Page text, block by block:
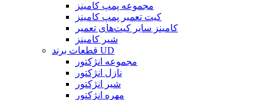
مجموعه پمپ کامینز
کیت تعمیر پمپ کامینز
کامینز سایر کیت‌های تعمیر
شیر کامینز
قطعات برند UD
مجموعه انژکتور
نازل انژکتور
شیر انژکتور
مهره انژکتور